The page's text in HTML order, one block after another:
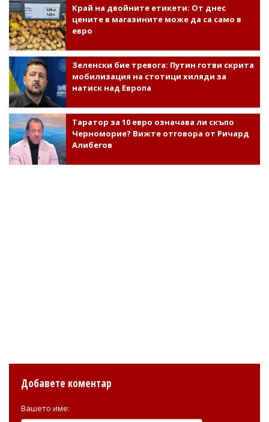
Край на двойните етикети: От днес
цените в магазините може да са само в
евро
Зеленски бие тревога: Путин готви скрита
мобилизация на стотици хиляди за
натиск над Европа
Таратор за 10 евро означава ли скъпо
Черноморие? Вижте отговора от Ричард
Алибегов
Добавете коментар
Вашето име: